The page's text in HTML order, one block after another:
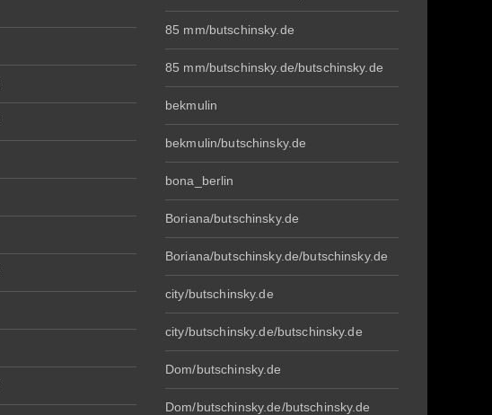
85 mm/butschinsky.de
85 mm/butschinsky.de/butschinsky.de
bekmulin
bekmulin/butschinsky.de
bona_berlin
Boriana/butschinsky.de
Boriana/butschinsky.de/butschinsky.de
city/butschinsky.de
city/butschinsky.de/butschinsky.de
Dom/butschinsky.de
Dom/butschinsky.de/butschinsky.de